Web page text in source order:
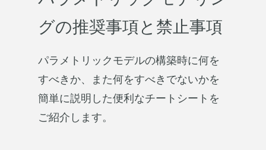
グの推奨事項と禁止事項
パラメトリックモデルの構築時に何を
すべきか、また何をすべきでないかを
簡単に説明した便利なチートシートを
ご紹介します。